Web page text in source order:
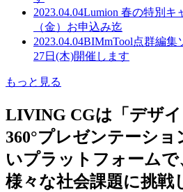
2023.04.04Lumion 春の特別キ
（金）お申込み迄
2023.04.04BIMmTool点群編集
27日(木)開催します
もっと見る
LIVING CGは「デザイ
360°プレゼンテーシ
いプラットフォームで
様々な社会課題に挑戦